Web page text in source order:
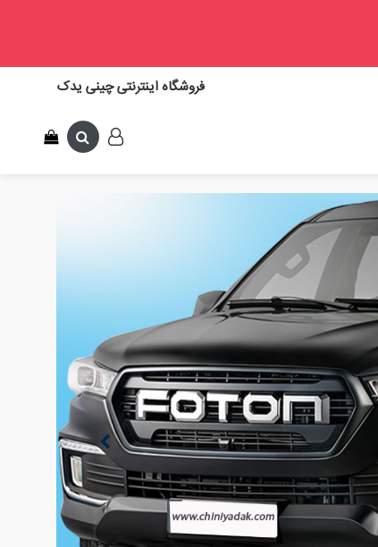
فروشگاه اینترنتی چینی یدک